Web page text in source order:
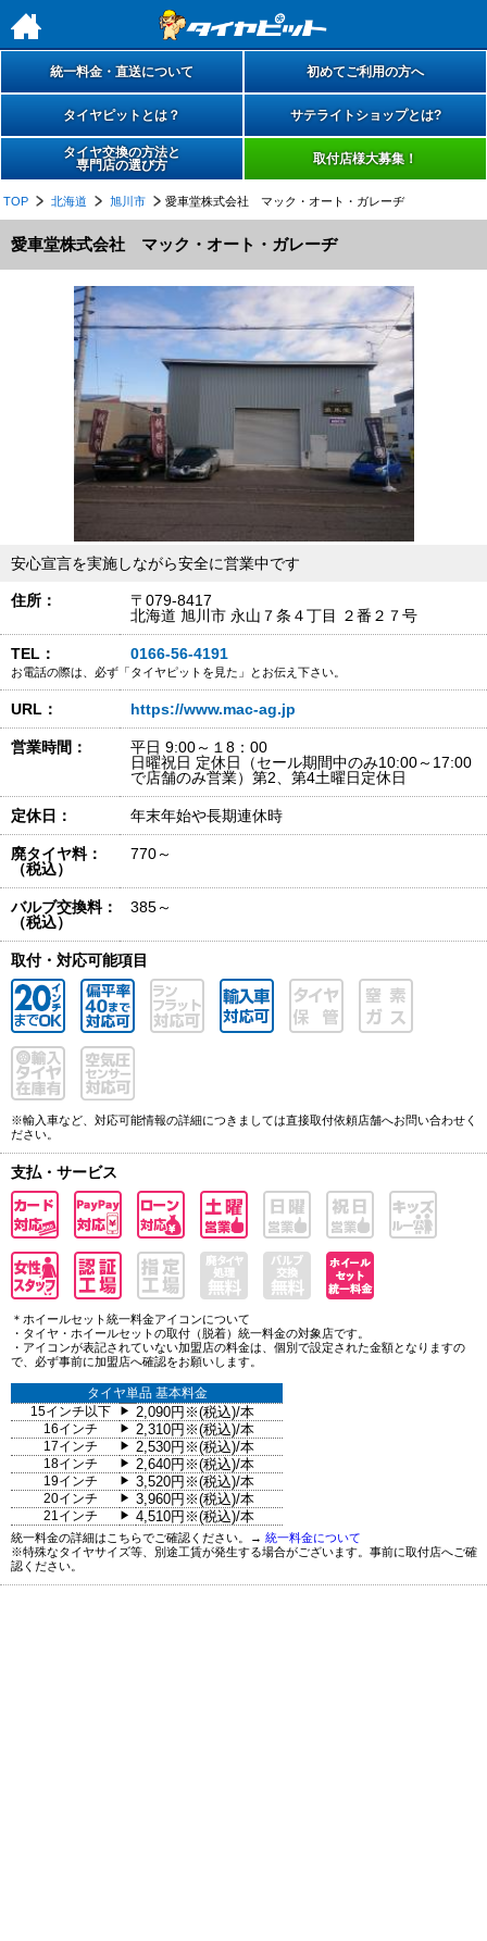
h
統一料金・直送について 初めてご利用の方へ
タイヤピットとは？ サテライトショップとは?
タイヤ交換の方法と
専門店の選び方
取付店様大募集！
TOP 北海道 旭川市 愛車堂株式会社 マック・オート・ガレーヂ
愛車堂株式会社 マック・オート・ガレーヂ
安心宣言を実施しながら安全に営業中です
住所：
〒079-8417
北海道 旭川市 永山７条４丁目 ２番２７号
TEL： 0166-56-4191
お電話の際は、必ず「タイヤピットを見た」とお伝え下さい。
URL： https://www.mac-ag.jp
営業時間：
平日 9:00～１8：00
日曜祝日 定休日（セール期間中のみ10:00～17:00
で店舗のみ営業）第2、第4土曜日定休日
定休日： 年末年始や長期連休時
廃タイヤ料：
（税込）
770～
バルブ交換料：
（税込）
385～
取付・対応可能項目
※輸入車など、対応可能情報の詳細につきましては直接取付依頼店舗へお問い合わせく
ださい。
支払・サービス
＊ホイールセット統一料金アイコンについて
・タイヤ・ホイールセットの取付（脱着）統一料金の対象店です。
・アイコンが表記されていない加盟店の料金は、個別で設定された金額となりますの
で、必ず事前に加盟店へ確認をお願いします。
タイヤ単品 基本料金
15インチ以下
▶ 2,090円※(税込)/本
16インチ ▶ 2,310円※(税込)/本
17インチ ▶ 2,530円※(税込)/本
18インチ ▶ 2,640円※(税込)/本
19インチ ▶ 3,520円※(税込)/本
20インチ ▶ 3,960円※(税込)/本
21インチ ▶ 4,510円※(税込)/本
統一料金の詳細はこちらでご確認ください。→ 統一料金について
※特殊なタイヤサイズ等、別途工賃が発生する場合がございます。事前に取付店へご確
認ください。